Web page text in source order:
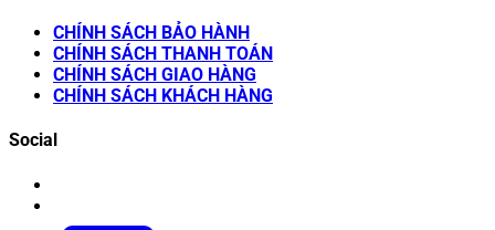
CHÍNH SÁCH BẢO HÀNH
CHÍNH SÁCH THANH TOÁN
CHÍNH SÁCH GIAO HÀNG
CHÍNH SÁCH KHÁCH HÀNG
Social